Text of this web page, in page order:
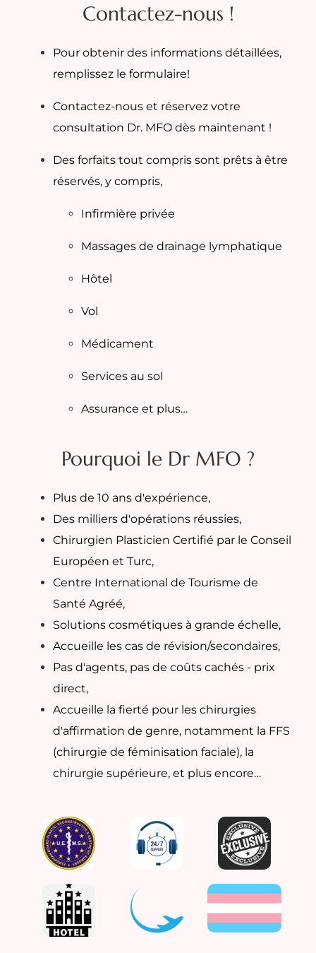
Contactez-nous !
Pour obtenir des informations détaillées,
remplissez le formulaire!
Contactez-nous et réservez votre
consultation Dr. MFO dès maintenant !
Des forfaits tout compris sont prêts à être
réservés, y compris,
Infirmière privée
Massages de drainage lymphatique
Hôtel
Vol
Médicament
Services au sol
Assurance et plus…
Pourquoi le Dr MFO ?
Plus de 10 ans d'expérience,
Des milliers d'opérations réussies,
Chirurgien Plasticien Certifié par le Conseil
Européen et Turc,
Centre International de Tourisme de
Santé Agréé,
Solutions cosmétiques à grande échelle,
Accueille les cas de révision/secondaires,
Pas d'agents, pas de coûts cachés - prix
direct,
Accueille la fierté pour les chirurgies
d'affirmation de genre, notamment la FFS
(chirurgie de féminisation faciale), la
chirurgie supérieure, et plus encore…